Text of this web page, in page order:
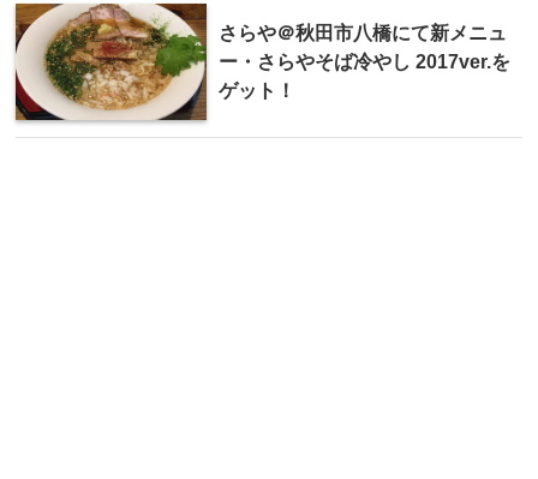
さらや＠秋田市八橋にて新メニュ
ー・さらやそば冷やし 2017ver.を
ゲット！